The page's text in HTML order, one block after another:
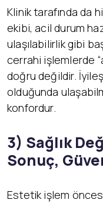
Klinik tarafında da
ekibi, acil durum
ulaşılabilirlik gibi
cerrahi işlemlerde
doğru değildir.
olduğunda
konfordur.
3) Sağlık
Sonuç,
Estetik işlem